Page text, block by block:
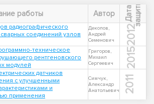
работы Автор Д
а
т
а
з
а
щ
и
т ы
радиографического
соединений узлов
Декопов,
Андрей
Семенович
2012
техническое
рентгеновского
модулей
Григоров,
Михаил
Сергеевич
2015
датчиков
с улучшенными
и
применения
Симчук,
Александр
Анатольевич
2011